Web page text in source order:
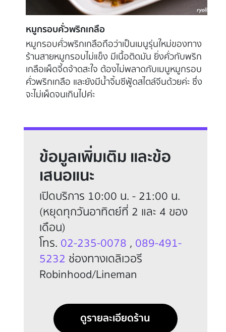
พริกหยวกไส้กุ้ง
เมนูอาหารโบราณของประเทศจีนสมัยก่อนอย่างพริก
หยวกไส้กุ้ง เน้นความกลมกล่อม หลายร้านจะเป็นไส้
หมูสับ แต่ที่ร้านจะเลือกไส้กุ้ง ด้านในมีไส้กุ้งพร้อมชุบ
แป้ง จี่กับกระทะให้มีความหอมของพริกหยวกช่วยให้
เพิ่มความน่าทาน พอสุกได้ที่ก็จะทำน้ำราดสูตรพิเศษ
ข้อมูลเพิ่มเติม และข้อ
เสนอแนะ
เปิดบริการ 10:00 น. - 21:00 น.
(หยุดทุกวันอาทิตย์ที่ 2 และ 4 ของ
เดือน)
โทร. 02-235-0078 , 089-491-
5232 ช่องทางเดลิเวอรี
Robinhood/Lineman
ดูรายละเอียดร้าน